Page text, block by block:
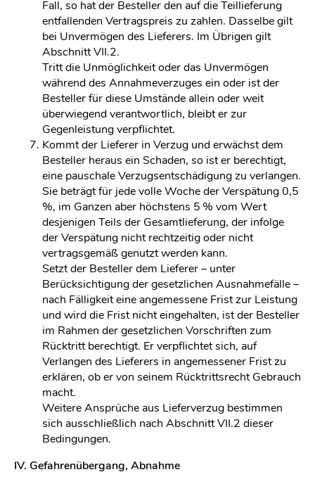
Fall, so hat der Besteller den auf die Teillieferung
entfallenden Vertragspreis zu zahlen. Dasselbe gilt
bei Unvermögen des Lieferers. Im Übrigen gilt
Abschnitt VII.2.
Tritt die Unmöglichkeit oder das Unvermögen
während des Annahmeverzuges ein oder ist der
Besteller für diese Umstände allein oder weit
überwiegend verantwortlich, bleibt er zur
Gegenleistung verpflichtet.
Kommt der Lieferer in Verzug und erwächst dem
Besteller heraus ein Schaden, so ist er berechtigt,
eine pauschale Verzugsentschädigung zu verlangen.
Sie beträgt für jede volle Woche der Verspätung 0,5
%, im Ganzen aber höchstens 5 % vom Wert
desjenigen Teils der Gesamtlieferung, der infolge
der Verspätung nicht rechtzeitig oder nicht
vertragsgemäß genutzt werden kann.
Setzt der Besteller dem Lieferer – unter
Berücksichtigung der gesetzlichen Ausnahmefälle –
nach Fälligkeit eine angemessene Frist zur Leistung
und wird die Frist nicht eingehalten, ist der Besteller
im Rahmen der gesetzlichen Vorschriften zum
Rücktritt berechtigt. Er verpflichtet sich, auf
Verlangen des Lieferers in angemessener Frist zu
erklären, ob er von seinem Rücktrittsrecht Gebrauch
macht.
Weitere Ansprüche aus Lieferverzug bestimmen
sich ausschließlich nach Abschnitt VII.2 dieser
Bedingungen.
IV. Gefahrenübergang, Abnahme